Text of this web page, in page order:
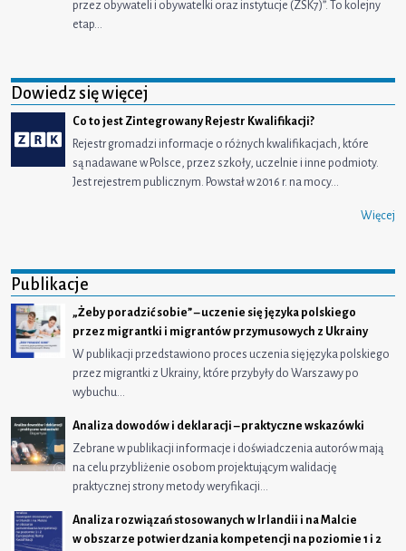
przez obywateli i obywatelki oraz instytucje (ZSK7)”. To kolejny
etap…
Dowiedz się więcej
Co to jest Zintegrowany Rejestr Kwalifikacji?
Rejestr gromadzi informacje o różnych kwalifikacjach, które
są nadawane w Polsce, przez szkoły, uczelnie i inne podmioty.
Jest rejestrem publicznym. Powstał w 2016 r. na mocy…
Więcej
Publikacje
„Żeby poradzić sobie” – uczenie się języka polskiego
przez migrantki i migrantów przymusowych z Ukrainy
W publikacji przedstawiono proces uczenia się języka polskiego
przez migrantki z Ukrainy, które przybyły do Warszawy po
wybuchu…
Analiza dowodów i deklaracji – praktyczne wskazówki
Zebrane w publikacji informacje i doświadczenia autorów mają
na celu przybliżenie osobom projektującym walidację
praktycznej strony metody weryfikacji…
Analiza rozwiązań stosowanych w Irlandii i na Malcie
w obszarze potwierdzania kompetencji na poziomie 1 i 2